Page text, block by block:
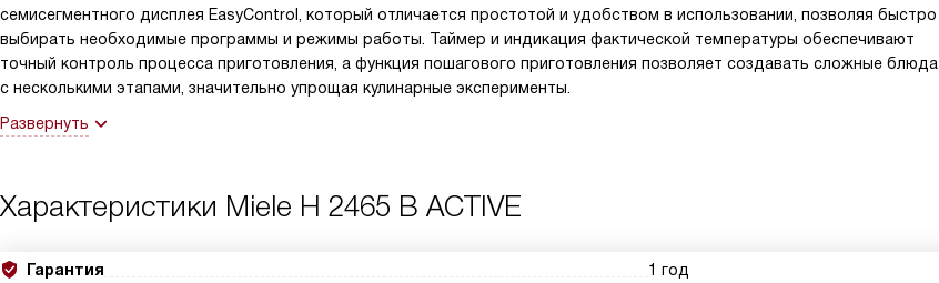
семисегментного дисплея EasyControl, который отличается простотой и удобством в использовании, позволяя быстро
выбирать необходимые программы и режимы работы. Таймер и индикация фактической температуры обеспечивают
точный контроль процесса приготовления, а функция пошагового приготовления позволяет создавать сложные блюда
с несколькими этапами, значительно упрощая кулинарные эксперименты.
Развернуть
Характеристики Miele H 2465 B ACTIVE
Гарантия
1 год